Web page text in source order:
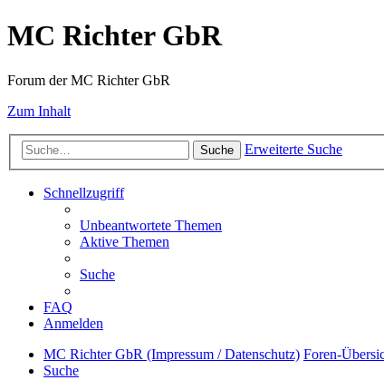
MC Richter GbR
Forum der MC Richter GbR
Zum Inhalt
Suche Erweiterte Suche
Schnellzugriff
Unbeantwortete Themen
Aktive Themen
Suche
FAQ
Anmelden
MC Richter GbR (Impressum / Datenschutz) Foren-
Suche